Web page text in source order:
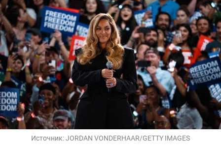
Источник:JORDAN VONDERHAAR/GETTY IMAGES